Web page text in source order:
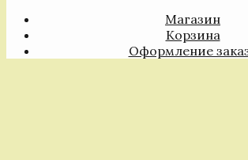
Магазин
Корзина
Оформление